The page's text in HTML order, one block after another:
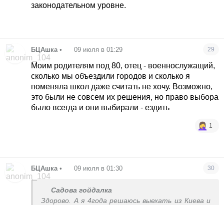
законодательном уровне.
БЦАшка • 09 июля в 01:29 29
Моим родителям под 80, отец - военнослужащий,
сколько мы объездили городов и сколько я
поменяла школ даже считать не хочу. Возможно,
это были не совсем их решения, но право выбора
было всегда и они выбирали - ездить
1
БЦАшка • 09 июля в 01:30 30
Садова гойдалка
Здорово. А я 4года решаюсь выехать из Киева и